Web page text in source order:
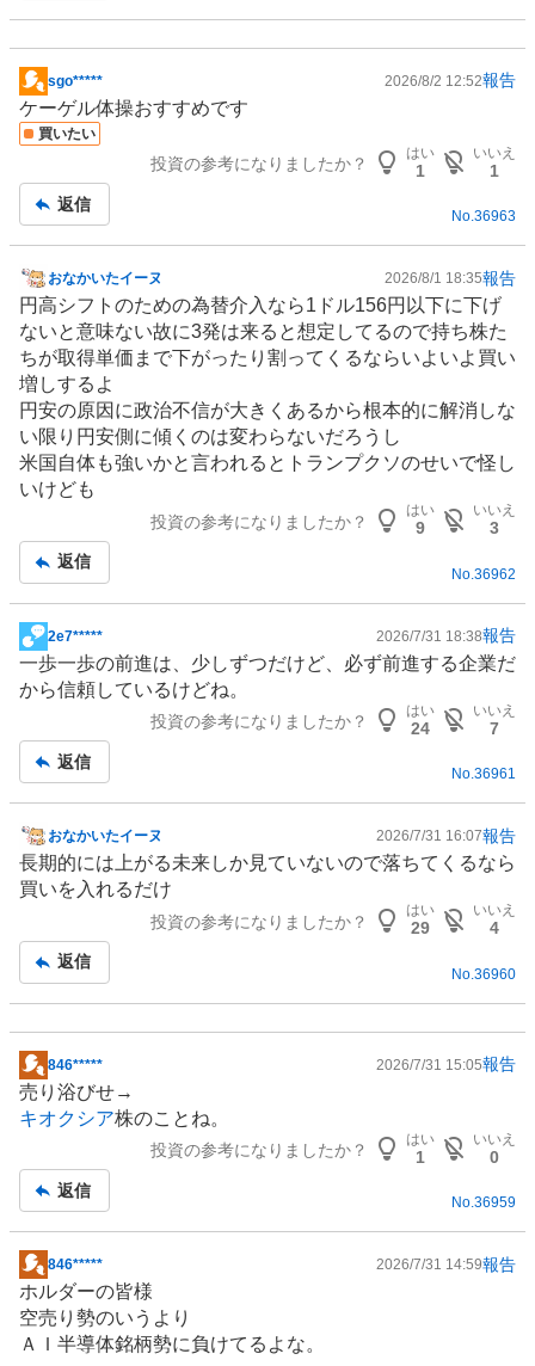
掲
示
板
sgo***** 2026/8/2 12:52報告
ケーゲル体操おすすめです
買いたい
投資の参考になりましたか？
はい
1
いいえ
1
返信
No.36963
掲
示
板
記
事
おなかいたイーヌ 2026/8/1 18:35報告
円高シフトのための為替介入なら1ドル156円以下に下げ
ないと意味ない故に3発は来ると想定してるので持ち株た
ちが取得単価まで下がったり割ってくるならいよいよ買い
増しするよ
円安の原因に政治不信が大きくあるから根本的に解消しな
い限り円安側に傾くのは変わらないだろうし
米国自体も強いかと言われるとトランプクソのせいで怪し
いけども
投資の参考になりましたか？
はい
9
いいえ
3
返信
No. 36962
掲
板
2e7***** 2026/7/31 18:38報告
一歩一歩の前進は、少しずつだけど、必ず前進する企業だ
から信頼しているけどね。
投資の参考になりましたか？
はい
24
いいえ
7
返信
No.36961
掲
示
板
おなかいたイーヌ 2026/7/31 16:07報告
長期的には上がる未来しか見ていないので落ちてくるなら
買いを入れるだけ
投資の参考になりましたか？
はい
29
いいえ
4
返信
No. 36960
掲
示
板
846***** 2026/7/31 15:05報告
売り浴びせ→
キオクシア株のことね。
投資の参考になりましたか？
はい
1
いいえ
0
返信
No.36959
掲
示
板
記
846***** 2026/7/31 14:59報告
ホルダーの皆様
空売り勢のいうより
ＡＩ 半導体銘柄勢に負けてるよな。